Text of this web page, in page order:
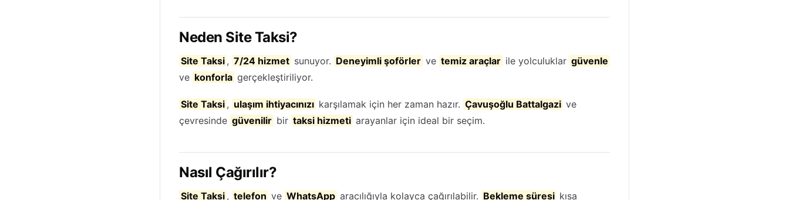
Neden Site Taksi?
Site Taksi , 7/24 hizmet sunuyor. Deneyimli şoförler ve temiz araçlar ile yolculuklar güvenle
ve konforla gerçekleştiriliyor.
Site Taksi , ulaşım ihtiyacınızı karşılamak için her zaman hazır. Çavuşoğlu Battalgazi ve
çevresinde güvenilir bir taksi hizmeti arayanlar için ideal bir seçim.
Nasıl Çağırılır?
Site Taksi , telefon ve WhatsApp aracılığıyla kolayca çağırılabilir. Bekleme süresi kısa